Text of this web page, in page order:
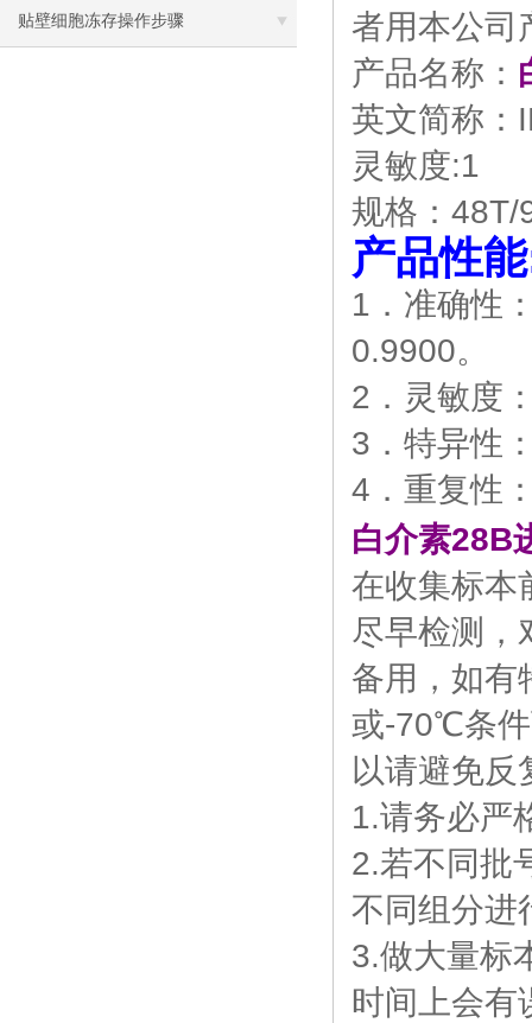
贴壁细胞冻存操作步骤
者用本公司
产品名称：
英文简称：
灵敏度:1
规格：48T/
产品性
1．准确性
0.9900。
2．灵敏度
3．特异性
4．重复性
白介素28B
在收集标本
尽早检测，
备用，如有
或-70℃条件
以请避免反
1.请务必严
2.若不同批
不同组分进
3.做大量标
时间上会有